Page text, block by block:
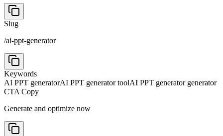
Slug
/ai-ppt-generator
Keywords
AI PPT generatorAI PPT generator toolAI PPT generator generator
CTA Copy
Generate and optimize now